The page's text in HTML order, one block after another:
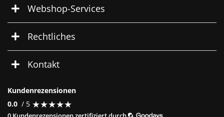
Webshop-Services
Rechtliches
Kontakt
Kundenrezensionen
0.0 / 5 ★★★★★
★★★★★